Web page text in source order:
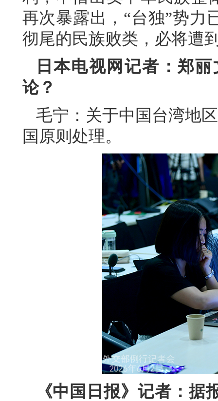
再次暴露出，“台独”势力
彻尾的民族败类，必将遭
日本电视网记者：郑
论？
毛宁：关于中国台湾地
国原则处理。
《中国日报》记者：